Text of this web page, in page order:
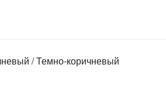
/ Темно-коричневый